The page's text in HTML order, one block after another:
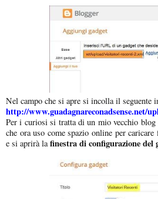
Nel campo che si apre si incolla il seguente
http://www.guadagnareconadsense.net/
Per i curiosi si tratta di un mio vecchio blog
che ora uso come spazio online per
e si aprirà lafinestra di configurazione del